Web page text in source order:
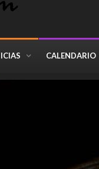
CALENDARIO